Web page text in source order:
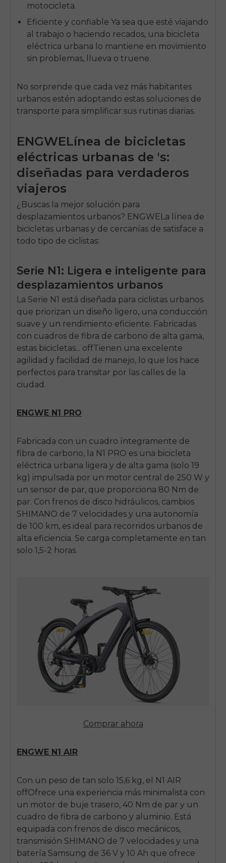
motocicleta.
Eficiente y confiable Ya sea que esté viajando
al trabajo o haciendo recados, una bicicleta
eléctrica urbana lo mantiene en movimiento
sin problemas, llueva o truene.
No sorprende que cada vez más habitantes
urbanos estén adoptando estas soluciones de
transporte para simplificar sus rutinas diarias.
ENGWELínea de bicicletas
eléctricas urbanas de 's:
diseñadas para verdaderos
viajeros
¿Buscas la mejor solución para
desplazamientos urbanos? ENGWELa línea de
bicicletas urbanas y de cercanías de satisface a
todo tipo de ciclistas:
Serie N1: Ligera e inteligente para
desplazamientos urbanos
La Serie N1 está diseñada para ciclistas urbanos
que priorizan un diseño ligero, una conducción
suave y un rendimiento eficiente. Fabricadas
con cuadros de fibra de carbono de alta gama,
estas bicicletas... offTienen una excelente
agilidad y facilidad de manejo, lo que los hace
perfectos para transitar por las calles de la
ciudad.
ENGWE N1 PRO
Fabricada con un cuadro íntegramente de
fibra de carbono, la N1 PRO es una bicicleta
eléctrica urbana ligera y de alta gama (solo 19
kg) impulsada por un motor central de 250 W y
un sensor de par, que proporciona 80 Nm de
par. Con frenos de disco hidráulicos, cambios
SHIMANO de 7 velocidades y una autonomía
de 100 km, es ideal para recorridos urbanos de
alta eficiencia. Se carga completamente en tan
solo 1,5-2 horas.
Comprar ahora
ENGWE N1 AIR
Con un peso de tan solo 15,6 kg, el
N1 AIR
offOfrece una experiencia más minimalista con
un motor de buje trasero, 40 Nm de par y un
cuadro de fibra de carbono y aluminio. Está
equipada con frenos de disco mecánicos,
transmisión SHIMANO de 7 velocidades y una
batería Samsung de 36 V y 10 Ah que ofrece